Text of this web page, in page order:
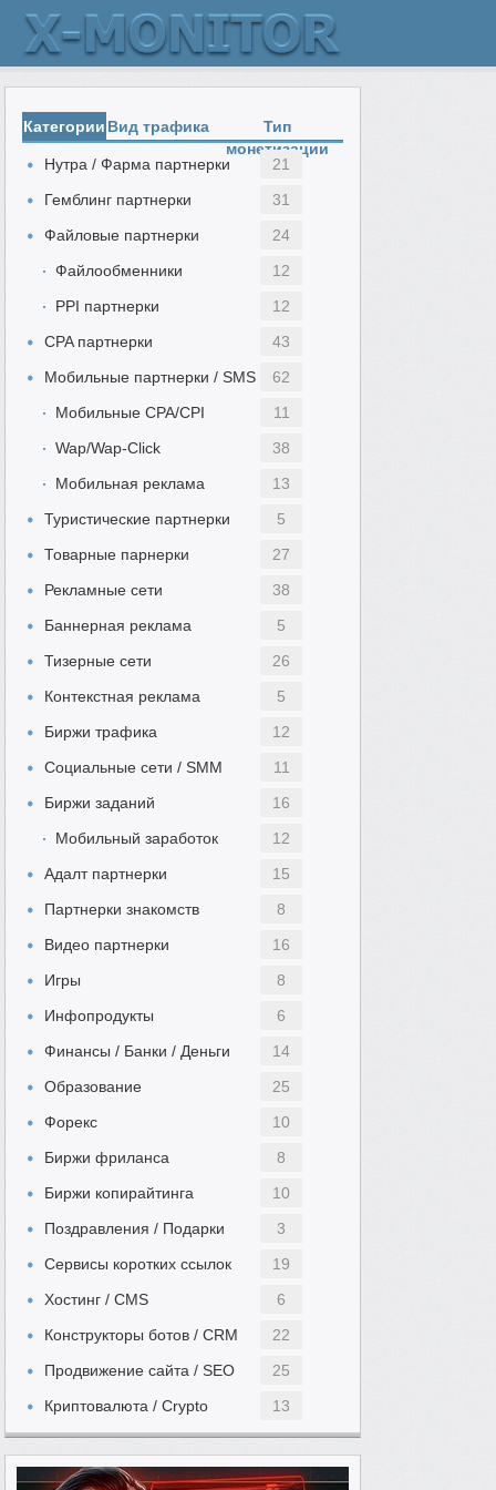
Категории Вид трафика
Тип
монетизации
Нутра / Фарма партнерки
21
Гемблинг партнерки
31
Файловые партнерки
24
Файлообменники
12
PPI партнерки
12
CPA партнерки
43
Мобильные партнерки / SMS
62
Мобильные CPA/CPI
11
Wap/Wap-Click
38
Мобильная реклама
13
Туристические партнерки
5
Товарные парнерки
27
Рекламные сети
38
Баннерная реклама
5
Тизерные сети
26
Контекстная реклама
5
Биржи трафика
12
Социальные сети / SMM
11
Биржи заданий
16
Мобильный заработок
12
Адалт партнерки
15
Партнерки знакомств
8
Видео партнерки
16
Игры
8
Инфопродукты
6
Финансы / Банки / Деньги
14
Образование
25
Форекс
10
Биржи фриланса
8
Биржи копирайтинга
10
Поздравления / Подарки
3
Сервисы коротких ссылок
19
Хостинг / CMS
6
Конструкторы ботов / CRM
22
Продвижение сайта / SEO
25
Криптовалюта / Crypto
13
Автомобильный
5
Женский
13
Выполнение заданий
49
Инвестиции
11